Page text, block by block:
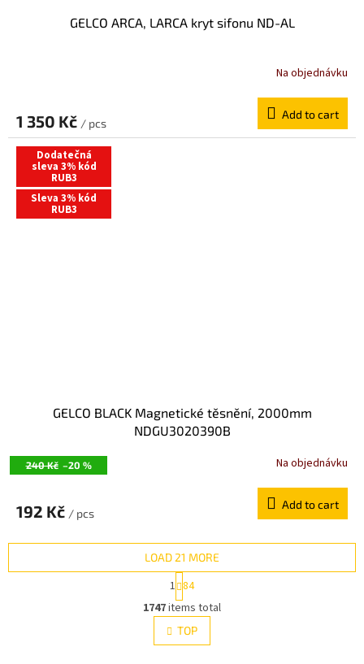
GELCO ARCA, LARCA kryt sifonu ND-AL
Na objednávku
1 350 Kč / pcs
Add to cart
Dodatečná
sleva 3% kód
RUB3
Sleva 3% kód
RUB3
240 Kč –20 %
GELCO BLACK Magnetické těsnění, 2000mm
NDGU3020390B
Na objednávku
192 Kč / pcs
Add to cart
L
i
s
t
LOAD 21 MORE
P
a
g
i
n
a
1 84
1747items total
TOP